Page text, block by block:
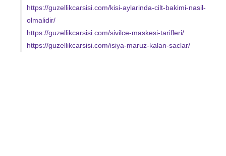
https://guzellikcarsisi.com/kisi-aylarinda-cilt-bakimi-nasil-
olmalidir/
https://guzellikcarsisi.com/sivilce-maskesi-tarifleri/
https://guzellikcarsisi.com/isiya-maruz-kalan-saclar/